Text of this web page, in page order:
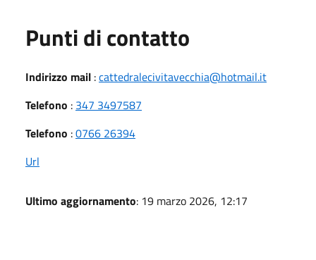
Punti di contatto
Indirizzo mail :cattedralecivitavecchia@hotmail.it
Telefono : 347 3497587
Telefono :0766 26394
Url
Ultimo aggiornamento: 19 marzo 2026, 12:17